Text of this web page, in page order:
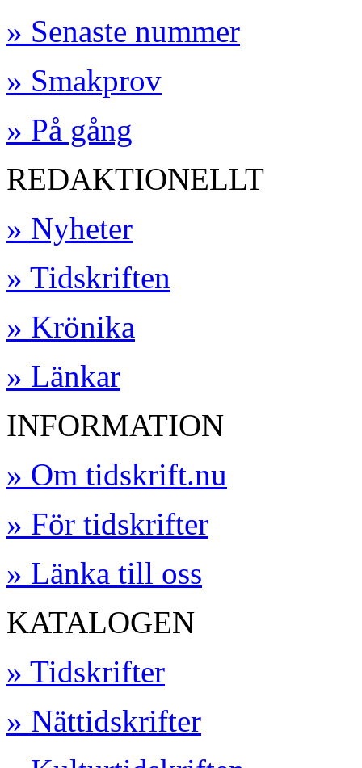
» Senaste nummer
» Smakprov
» På gång
REDAKTIONELLT
» Nyheter
» Tidskriften
» Krönika
» Länkar
INFORMATION
» Om tidskrift.nu
» För tidskrifter
» Länka till oss
KATALOGEN
» Tidskrifter
» Nättidskrifter